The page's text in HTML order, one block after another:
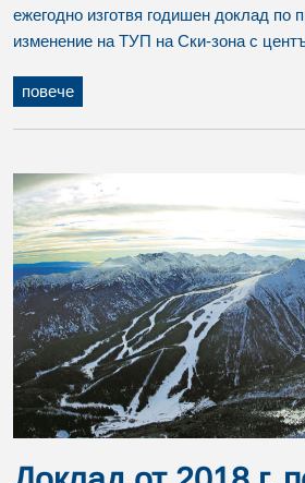
ежегодно изготвя годишен доклад по
изменение на ТУП на Ски-зона с
повече